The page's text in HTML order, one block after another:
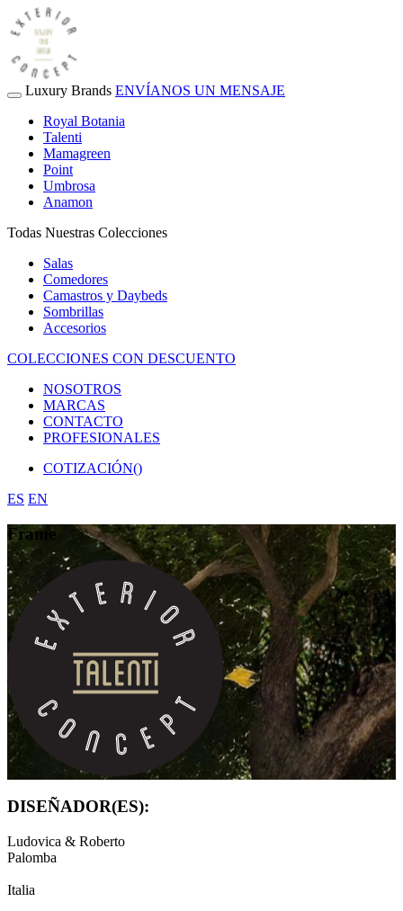
Luxury Brands ENVÍANOS UN MENSAJE
Royal Botania
Talenti
Mamagreen
Point
Umbrosa
Anamon
Todas Nuestras Colecciones
Salas
Comedores
Camastros y Daybeds
Sombrillas
Accesorios
COLECCIONES CON DESCUENTO
NOSOTROS
MARCAS
CONTACTO
PROFESIONALES
COTIZACIÓN()
ES EN
Frame
DISEÑADOR(ES):
Ludovica & Roberto
Palomba
Italia